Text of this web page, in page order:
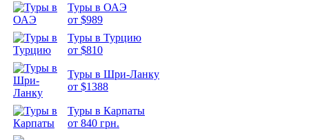
Туры в ОАЭ
от $989
Туры в Турцию
от $810
Туры в Шри-Ланку
от $1388
Туры в Карпаты
от 840 грн.